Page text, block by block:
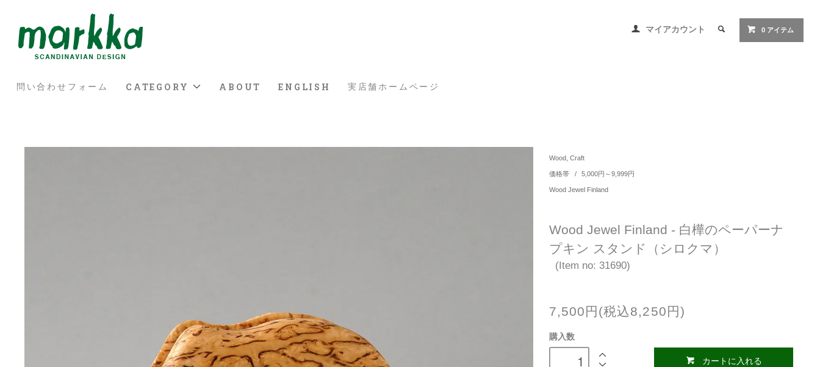
マイアカウント 0 アイテム
問い合わせフォーム CATEGORY ABOUT ENGLISH 実店舗ホームページ
Wood, Craft
価格帯 / 5,000円～9,999円
Wood Jewel Finland
Wood Jewel Finland - 白樺のペーパーナ
プキン スタンド（シロクマ）
(Item no: 31690)
7,500円(税込8,250円)
購入数
カートに入れる